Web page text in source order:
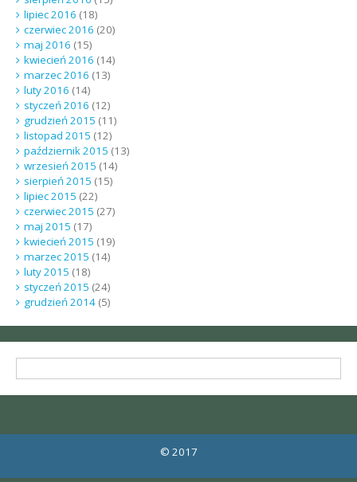
lipiec 2016 (18)
czerwiec 2016 (20)
maj 2016 (15)
kwiecień 2016 (14)
marzec 2016 (13)
luty 2016 (14)
styczeń 2016 (12)
grudzień 2015 (11)
listopad 2015 (12)
październik 2015 (13)
wrzesień 2015 (14)
sierpień 2015 (15)
lipiec 2015 (22)
czerwiec 2015 (27)
maj 2015 (17)
kwiecień 2015 (19)
marzec 2015 (14)
luty 2015 (18)
styczeń 2015 (24)
grudzień 2014(5)
© 2017